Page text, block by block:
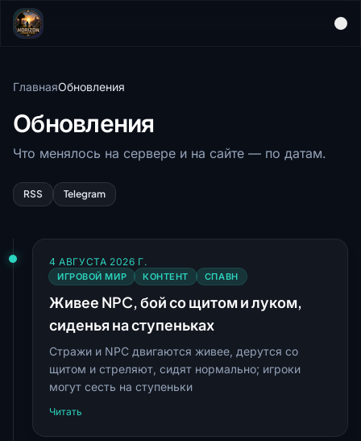
ГлавнаяОбновления
Обновления
Что менялось на сервере и на сайте — по датам.
RSS Telegram
4 АВГУСТА 2026 Г.
ИГРОВОЙ МИР КОНТЕНТ СПАВН
Живее NPC, бой со щитом и луком,
сиденья на ступеньках
Стражи и NPC двигаются живее, дерутся со
щитом и стреляют, сидят нормально; игроки
могут сесть на ступеньки
Читать